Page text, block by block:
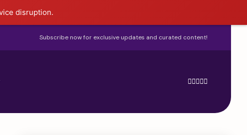
disruption.
Subscribe now for exclusive updates and curated content!
Features